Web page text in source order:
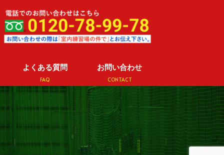
よくある質問
FAQ
お問い合わせ
CONTACT